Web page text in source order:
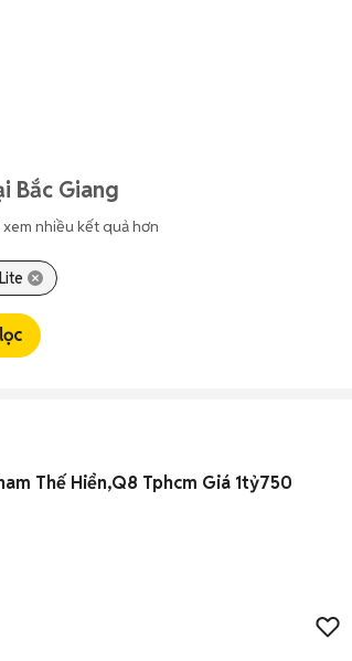
Bắc Giang
nhiều kết quả hơn
Pham Thế Hiển,Q8 Tphcm Giá 1tỷ750